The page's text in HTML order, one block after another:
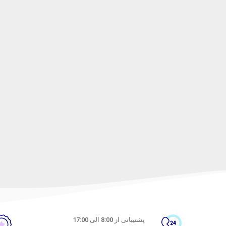
پشتیبانی از 8:00 الی 17:00